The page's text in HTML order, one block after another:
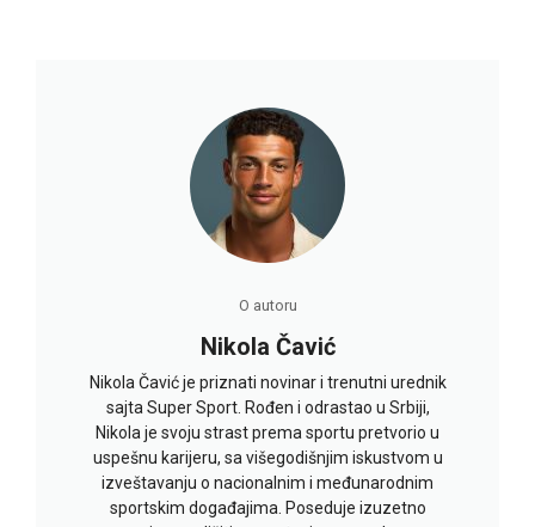
O autoru
Nikola Čavić
Nikola Čavić je priznati novinar i trenutni urednik
sajta Super Sport. Rođen i odrastao u Srbiji,
Nikola je svoju strast prema sportu pretvorio u
uspešnu karijeru, sa višegodišnjim iskustvom u
izveštavanju o nacionalnim i međunarodnim
sportskim događajima. Poseduje izuzetno